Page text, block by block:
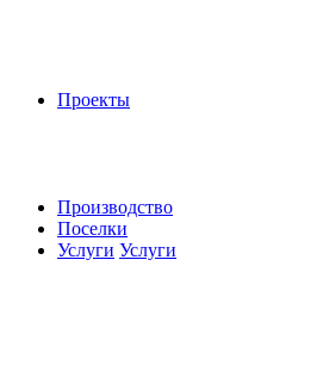
Проекты
Производство
Поселки
Услуги Услуги